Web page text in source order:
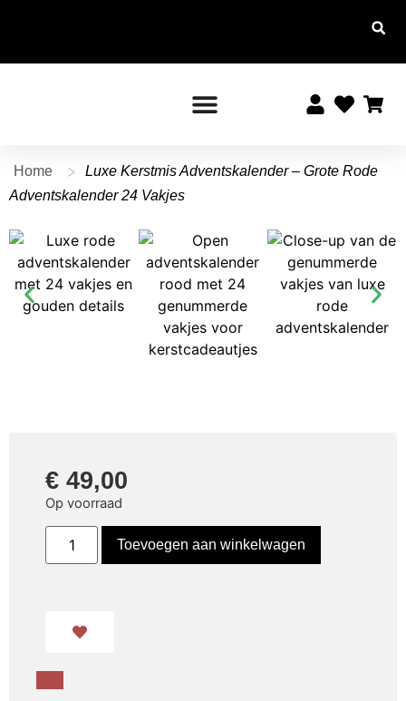
Voor
Altijd
Altijd
Home >
Luxe Kerstmis Adventskalender – Grote Rode
Adventskalender 24 Vakjes
€ 49,00
Op voorraad
Toevoegen aan winkelwagen